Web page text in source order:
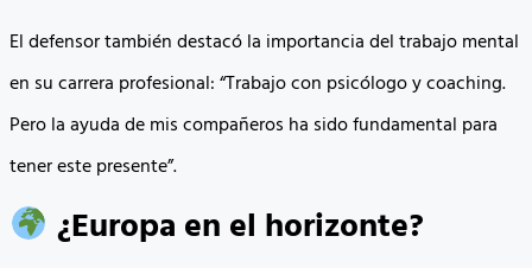
El defensor también destacó la importancia del trabajo mental
en su carrera profesional: “Trabajo con psicólogo y coaching.
Pero la ayuda de mis compañeros ha sido fundamental para
tener este presente”.
¿Europa en el horizonte?